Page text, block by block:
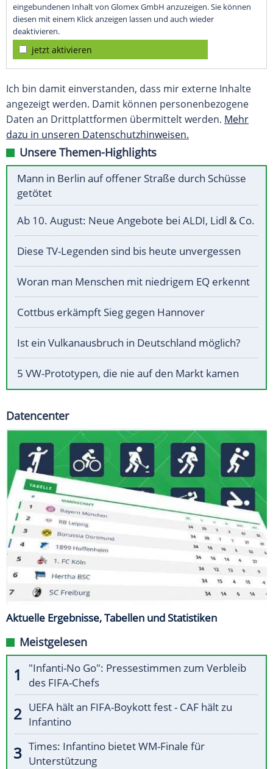
eingebundenen Inhalt von Glomex GmbH anzuzeigen. Sie können
diesen mit einem Klick anzeigen lassen und auch wieder
deaktivieren.
jetzt aktivieren
Ich bin damit einverstanden, dass mir externe Inhalte
angezeigt werden. Damit können personenbezogene
Daten an Drittplattformen übermittelt werden. Mehr
dazu in unseren Datenschutzhinweisen.
Unsere Themen-Highlights
Mann in Berlin auf offener Straße durch Schüsse
getötet
Ab 10. August: Neue Angebote bei ALDI, Lidl & Co.
Diese TV-Legenden sind bis heute unvergessen
Woran man Menschen mit niedrigem EQ erkennt
Cottbus erkämpft Sieg gegen Hannover
Ist ein Vulkanausbruch in Deutschland möglich?
5 VW-Prototypen, die nie auf den Markt kamen
Datencenter
Aktuelle Ergebnisse, Tabellen und Statistiken
Meistgelesen
"Infanti-No Go": Pressestimmen zum Verbleib
des FIFA-Chefs
UEFA hält an FIFA-Boykott fest - CAF hält zu
Infantino
Times: Infantino bietet WM-Finale für
Unterstützung